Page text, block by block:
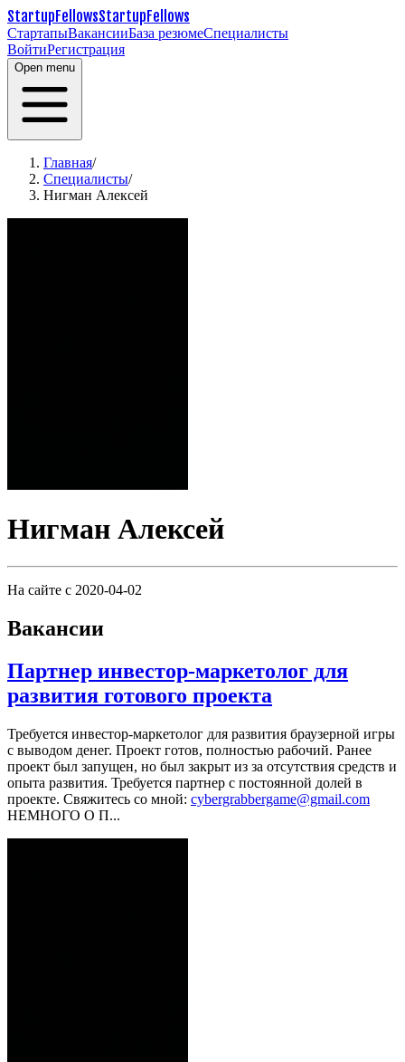
StartupFellowsStartupFellows
СтартапыВакансииБаза резюмеСпециалисты
ВойтиРегистрация
Open menu
Главная/
Специалисты/
Нигман Алексей
Нигман Алексей
На сайте с 2020-04-02
Вакансии
Партнер инвестор-маркетолог для
развития готового проекта
Требуется инвестор-маркетолог для развития браузерной игры
с выводом денег. Проект готов, полностью рабочий. Ранее
проект был запущен, но был закрыт из за отсутствия средств и
опыта развития. Требуется партнер с постоянной долей в
проекте. Свяжитесь со мной: cybergrabbergame@gmail.com
НЕМНОГО О П...